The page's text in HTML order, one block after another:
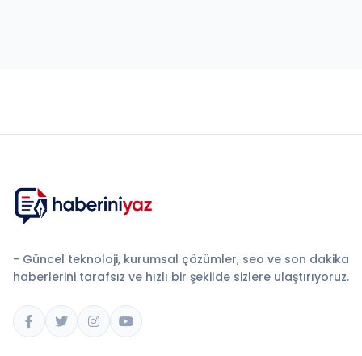
- Güncel teknoloji, kurumsal çözümler, seo ve son dakika
haberlerini tarafsız ve hızlı bir şekilde sizlere ulaştırıyoruz.